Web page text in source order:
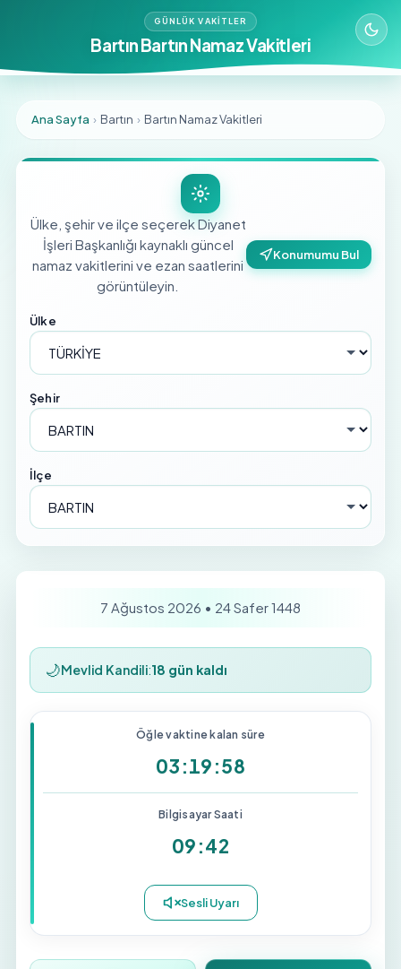
GÜNLÜK VAKITLER
Bartın Bartın Namaz Vakitleri
Ana Sayfa › Bartın › Bartın Namaz Vakitleri
Ülke, şehir ve ilçe seçerek Diyanet
İşleri Başkanlığı kaynaklı güncel
namaz vakitlerini ve ezan saatlerini
görüntüleyin.
Konumumu Bul
Ülke
Şehir
İlçe
7 Ağustos 2026 • 24 Safer 1448
🌙Mevlid Kandili:18 gün kaldı
Öğle vaktine kalan süre
03:19:58
Bilgisayar Saati
09:42